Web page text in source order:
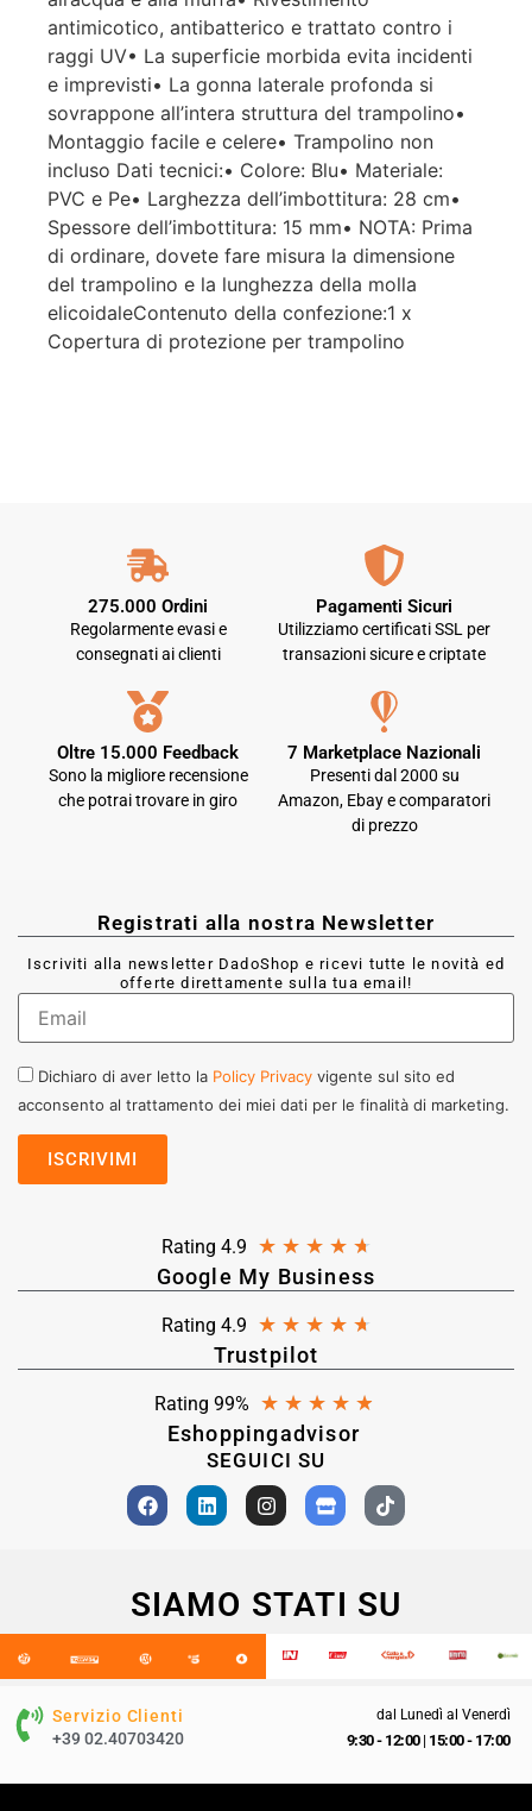
antimicotico, antibatterico e trattato contro i
raggi UV• La superficie morbida evita incidenti
e imprevisti• La gonna laterale profonda si
sovrappone all’intera struttura del trampolino•
Montaggio facile e celere• Trampolino non
incluso Dati tecnici:• Colore: Blu• Materiale:
PVC e Pe• Larghezza dell’imbottitura: 28 cm•
Spessore dell’imbottitura: 15 mm• NOTA: Prima
di ordinare, dovete fare misura la dimensione
del trampolino e la lunghezza della molla
elicoidaleContenuto della confezione:1 x
Copertura di protezione per trampolino
275.000 Ordini
Regolarmente evasi e
consegnati ai clienti
Pagamenti Sicuri
Utilizziamo certificati SSL per
transazioni sicure e criptate
Oltre 15.000 Feedback
Sono la migliore recensione
che potrai trovare in giro
7 Marketplace Nazionali
Presenti dal 2000 su
Amazon, Ebay e comparatori
di prezzo
Registrati alla nostra Newsletter
Iscriviti alla newsletter DadoShop e ricevi tutte le novità ed
offerte direttamente sulla tua email!
Dichiaro di aver letto la Policy Privacy vigente sul sito ed
acconsento al trattamento dei miei dati per le finalità di marketing.
Rating 4.9 ★ ★ ★ ★ ★
Google My Business
Rating 4.9 ★ ★ ★ ★ ★
Trustpilot
Rating 99% ★ ★ ★ ★ ★
Eshoppingadvisor
SEGUICI SU
SIAMO STATI SU
Servizio Clienti
+39 02.40703420
dal Lunedì al Venerdì
9:30 - 12:00| 15:00 - 17:00